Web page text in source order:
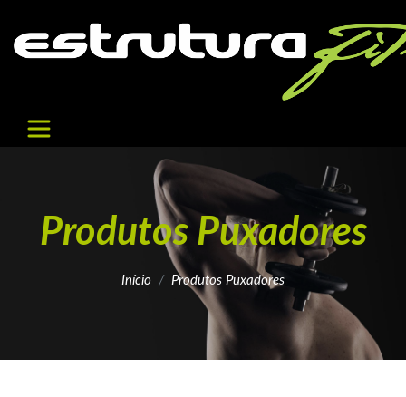
Produtos Puxadores
Início Produtos Puxadores